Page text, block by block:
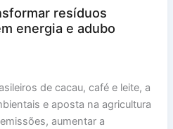
resíduos
energia e adubo
de cacau, café e leite, a
e aposta na agricultura
aumentar a